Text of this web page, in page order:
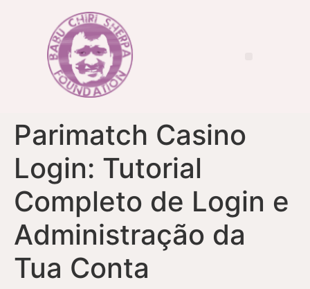
Parimatch Casino
Login: Tutorial
Completo de Login e
Administração da
Tua Conta